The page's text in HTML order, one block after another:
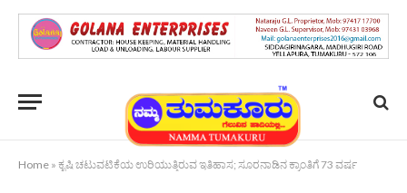
Home » ಕೃಷಿ ಚಟುವಟಿಕೆಯ ಉರಿಯುತ್ತಿರುವ ಇತಿಹಾಸ; ಸೂರನಾಡಿನ ಕ್ರಾಂತಿಗೆ 73 ವರ್ಷ